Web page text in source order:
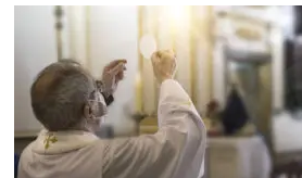
Arquidiocese
São
Paulo
Região
Episcopal